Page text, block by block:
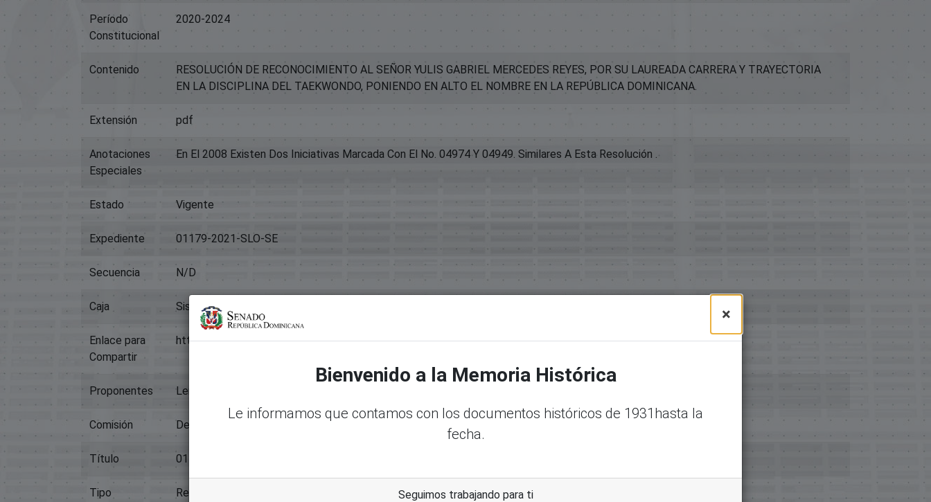
Período
Constitucional
2020-2024
Contenido
RESOLUCIÓN DE RECONOCIMIENTO AL SEÑOR YULIS GABRIEL MERCEDES REYES, POR SU LAUREADA CARRERA Y TRAYECTORIA
EN LA DISCIPLINA DEL TAEKWONDO, PONIENDO EN ALTO EL NOMBRE EN LA REPÚBLICA DOMINICANA.
Extensión pdf
Anotaciones
Especiales
En El 2008 Existen Dos Iniciativas Marcada Con El No. 04974 Y 04949. Similares A Esta Resolución .
Estado Vigente
Expediente 01179-2021-SLO-SE
Secuencia N/D
Caja Sistema Legislativo
Enlace para
Compartir
https://memoriahistorica.senadord.gob.do/handle/123456789/30910
Proponentes Lenin Valdez López
Comisión Deportes
Título 01179-2021-Resolucion
Tipo Resoluciones Internas, Bicamerales Y Memorias Constitucionales
×
Bienvenido a la Memoria Histórica
Le informamos que contamos con los documentos históricos de 1931hasta la
fecha.
Seguimos trabajando para ti